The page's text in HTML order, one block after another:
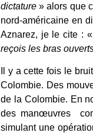
dictature» alors que
nord-américaine en
Aznarez, je le cite :
reçois les bras
Il y a cette fois le
Colombie. Des
de la Colombie. En
des manœuvres
simulant une